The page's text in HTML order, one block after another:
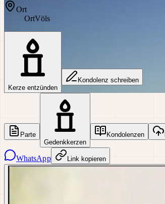
Ort
OrtVöls
Kerze entzünden
Kondolenz schreiben
Parte
Gedenkkerzen
Kondolenzen
WhatsApp Link kopieren